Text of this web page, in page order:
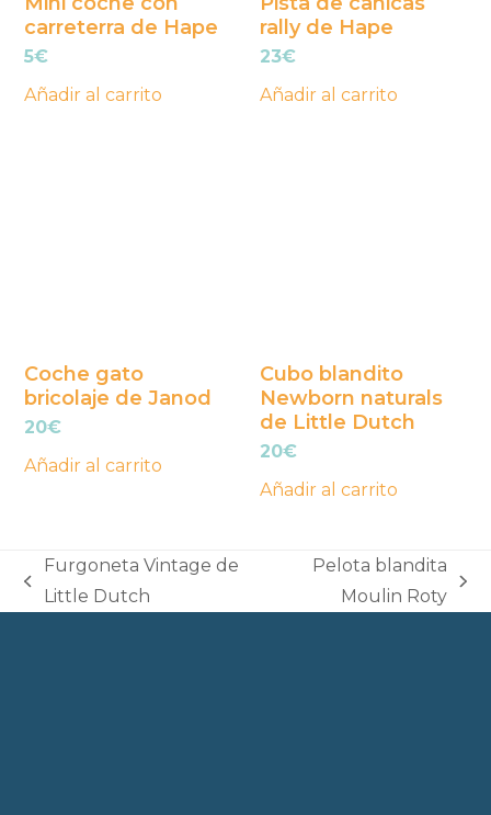
carreterra de Hape
5€
Añadir al carrito
rally de Hape
23€
Añadir al carrito
Coche gato
bricolaje de Janod
20€
Añadir al carrito
Cubo blandito
Newborn naturals
de Little Dutch
20€
Añadir al carrito
previous
Furgoneta Vintage de
Little Dutch
Pelota blandita
Moulin Roty